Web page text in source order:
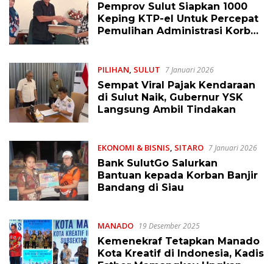
Pemprov Sulut Siapkan 1000
Keping KTP-el Untuk Percepat
Pemulihan Administrasi Korban
PILIHAN SULUT 7 Januari 2026
Sempat Viral Pajak Kendaraan
di Sulut Naik, Gubernur YSK
Langsung Ambil Tindakan
EKONOMI & BISNIS, SITARO 7 Januari 2026
Bank SulutGo Salurkan
Bantuan kepada Korban Banjir
Bandang di Siau
MANADO 19 Desember 2025
Kemenekraf Tetapkan Manado
Kota Kreatif di Indonesia, Kadis